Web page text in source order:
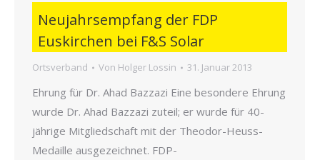
Neujahrsempfang der FDP
Euskirchen bei F&S Solar
Ortsverband Von Holger Lossin 31. Januar 2013
Ehrung für Dr. Ahad Bazzazi Eine besondere Ehrung
wurde Dr. Ahad Bazzazi zuteil; er wurde für 40-
jährige Mitgliedschaft mit der Theodor-Heuss-
Medaille ausgezeichnet. FDP-